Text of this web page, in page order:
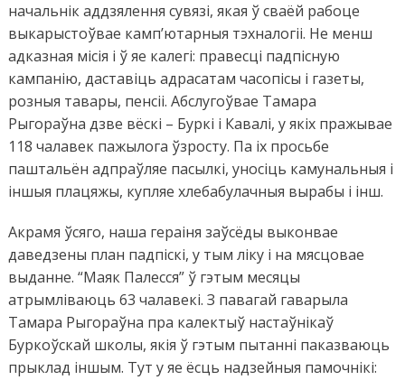
начальнік аддзялення сувязі, якая ў сваёй рабоце
выкарыстоўвае камп’ютарныя тэхналогіі. Не менш
адказная місія і ў яе калегі: правесці падпісную
кампанію, даставіць адрасатам часопісы і газеты,
розныя тавары, пенсіі. Абслугоўвае Тамара
Рыгораўна дзве вёскі – Буркі і Кавалі, у якіх пражывае
118 чалавек пажылога ўзросту. Па іх просьбе
паштальён адпраўляе пасылкі, уносіць камунальныя і
іншыя плацяжы, купляе хлебабулачныя вырабы і інш.
Акрамя ўсяго, наша гераіня заўсёды выконвае
даведзены план падпіскі, у тым ліку і на мясцовае
выданне. “Маяк Палесся” ў гэтым месяцы
атрымліваюць 63 чалавекі. З павагай гаварыла
Тамара Рыгораўна пра калектыў настаўнікаў
Буркоўскай школы, якія ў гэтым пытанні паказваюць
прыклад іншым. Тут у яе ёсць надзейныя памочнікі: